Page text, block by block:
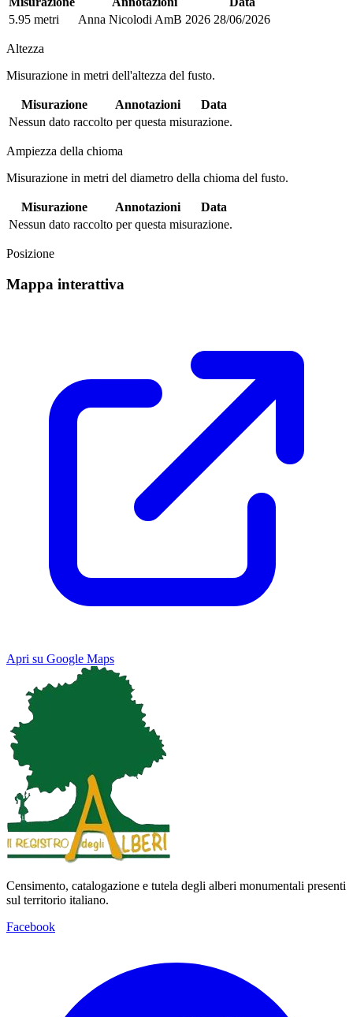
5.95 metri
Anna Nicolodi AmB 2026 28/06/2026
Altezza
Misurazione in metri dell'altezza del fusto.
Misurazione Annotazioni
Data
Nessun dato raccolto per questa misurazione.
Ampiezza della chioma
Misurazione in metri del diametro della chioma del fusto.
Misurazione Annotazioni
Data
Nessun dato raccolto per questa misurazione.
Posizione
Mappa interattiva
Apri su Google Maps
Map Satellite
Keyboard shortcuts
Censimento, catalogazione e tutela degli alberi monumentali presenti
sul territorio italiano.
Facebook